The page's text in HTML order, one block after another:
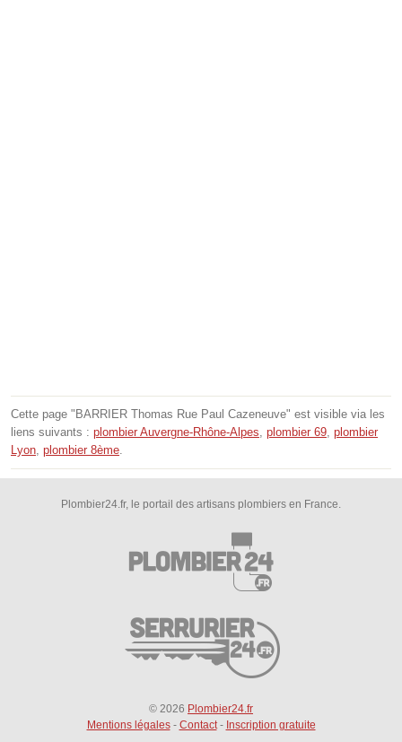
Cette page "BARRIER Thomas Rue Paul Cazeneuve" est visible via les
liens suivants : plombier Auvergne-Rhône-Alpes, plombier 69, plombier
Lyon, plombier 8ème.
Plombier24.fr, le portail des artisans plombiers en France.
© 2026 Plombier24.fr
Mentions légales- Contact- Inscription gratuite